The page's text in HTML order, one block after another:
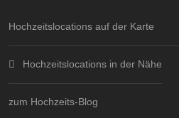
Hochzeitslocations auf der Karte
Hochzeitslocations in der Nähe
zum Hochzeits-Blog